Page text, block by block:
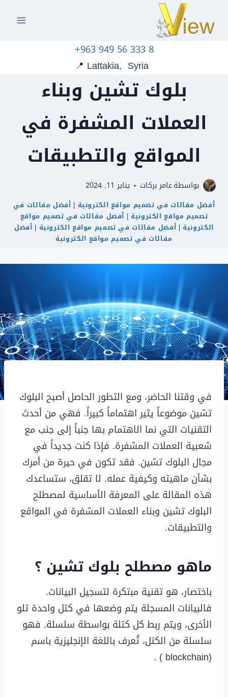
+963 949 56 333 8
📍 Lattakia, Syria
بلوك تشين وبناء
العملات المشفرة في
المواقع والتطبيقات
بواسطةعامر بركات يناير 11, 2024
أفضل مقالات في تصميم مواقع الكترونية | أفضل مقالات في
تصميم مواقع الكترونية | أفضل مقالات في تصميم مواقع
الكترونية | أفضل مقالات في تصميم مواقع الكترونية | أفضل
مقالات في تصميم مواقع الكترونية
في وقتنا الحاضر، ومع التطور الحاصل أصبح البلوك
تشين موضوعاً يثير اهتماماً كبيراً. فهي من أحدث
التقنيات التي نما الاهتمام بها جنباً إلى جنب مع
شعبية العملات المشفرة. فإذا كنت جديداً في
مجال البلوك تشين. فقد تكون في حيرة من أمرك
بشأن ماهيته وكيفية عمله. لا تقلق، ستساعدك
هذه المقالة على المعرفة الأساسية لمصطلح
البلوك تشين وبناء العملات المشفرة في المواقع
والتطبيقات.
ماهو مصطلح بلوك تشين ؟
باختصار، هو تقنية مبتكرة لتسجيل البيانات.
فالبيانات المسجلة يتم وضعها في كتل واحدة تلو
الأخرى، ويتم ربط كل كتلة بواسطة سلسلة. فهو
سلسلة من الكتل، تُعرف باللغة الإنجليزية باسم
(blockchain ) .